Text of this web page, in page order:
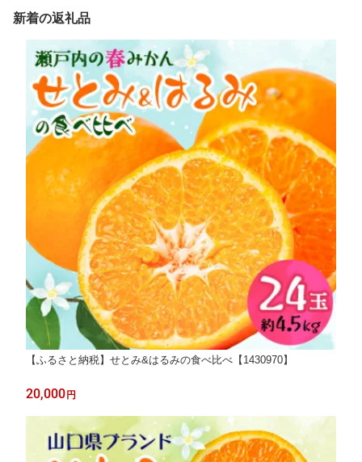
新着の返礼品
【ふるさと納税】せとみ&はるみの食べ比べ【1430970】
20,000 円